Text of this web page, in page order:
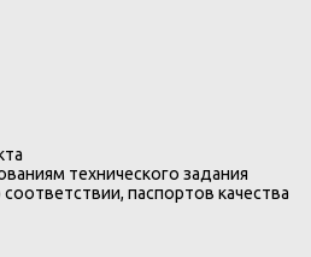
технического задания
паспортов качества